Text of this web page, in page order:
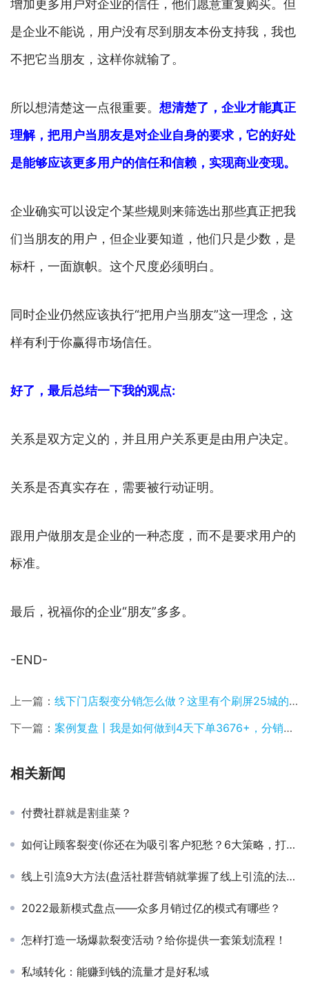
增加更多用户对企业的信任，他们愿意重复购买。但
是企业不能说，用户没有尽到朋友本份支持我，我也
不把它当朋友，这样你就输了。
所以想清楚这一点很重要。 想清楚了，企业才能真正
理解，把用户当朋友是对企业自身的要求，它的好处
是能够应该更多用户的信任和信赖，实现商业变现。
企业确实可以设定个某些规则来筛选出那些真正把我
们当朋友的用户，但企业要知道，他们只是少数，是
标杆，一面旗帜。这个尺度必须明白。
同时企业仍然应该执行“把用户当朋友”这一理念，这
样有利于你赢得市场信任。
好了，最后总结一下我的观点:
关系是双方定义的，并且用户关系更是由用户决定。
关系是否真实存在，需要被行动证明。
跟用户做朋友是企业的一种态度，而不是要求用户的
标准。
最后，祝福你的企业“朋友”多多。
-END-
上一篇： 线下门店裂变分销怎么做？这里有个刷屏25城的案例给你参考
下一篇： 案例复盘丨我是如何做到4天下单3676+，分销裂变10级的？
相关新闻
付费社群就是割韭菜？
如何让顾客裂变(你还在为吸引客户犯愁？6大策略，打造低成本，高转化的诱饵)
线上引流9大方法(盘活社群营销就掌握了线上引流的法则，你会做吗？)
2022最新模式盘点——众多月销过亿的模式有哪些？
怎样打造一场爆款裂变活动？给你提供一套策划流程！
私域转化：能赚到钱的流量才是好私域